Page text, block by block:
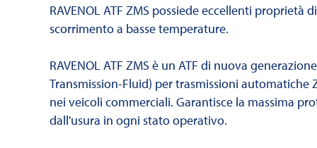
RAVENOL ATF ZMS possiede eccellenti proprietà di
scorrimento a basse temperature.
RAVENOL ATF ZMS è un ATF di nuova
Transmission-Fluid) per trasmissioni automatiche
nei veicoli commerciali. Garantisce la massima
dall'usura in ogni stato operativo.